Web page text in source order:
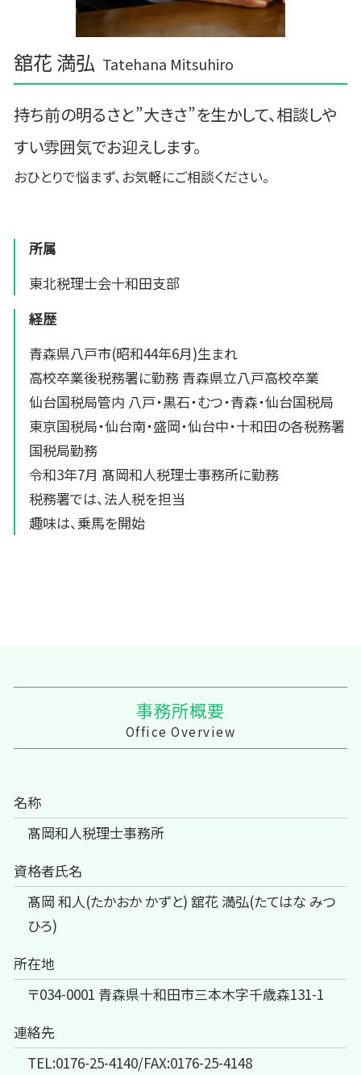
舘花 満弘 Tatehana Mitsuhiro
持ち前の明るさと”大きさ”を生かして、相談しや
すい雰囲気でお迎えします。
おひとりで悩まず、お気軽にご相談ください。
所属
東北税理士会十和田支部
経歴
青森県八戸市(昭和44年6月)生まれ
高校卒業後税務署に勤務 青森県立八戸高校卒業
仙台国税局管内 八戸・黒石・むつ・青森・仙台国税局
東京国税局・仙台南・盛岡・仙台中・十和田の各税務署
国税局勤務
令和3年7月 髙岡和人税理士事務所に勤務
税務署では、法人税を担当
趣味は、乗馬を開始
事務所概要
Office Overview
名称
髙岡和人税理士事務所
資格者氏名
髙岡 和人(たかおか かずと) 舘花 満弘(たてはな みつ
ひろ)
所在地
〒034-0001 青森県十和田市三本木字千歳森131-1
連絡先
TEL:0176-25-4140/FAX:0176-25-4148